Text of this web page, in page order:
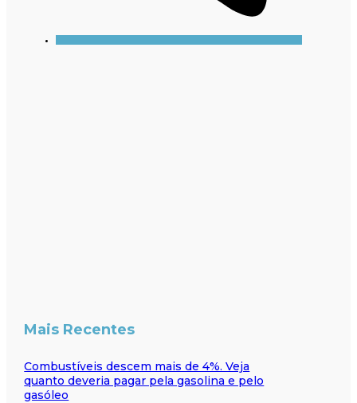
Mais Recentes
Combustíveis descem mais de 4%. Veja
quanto deveria pagar pela gasolina e pelo
gasóleo